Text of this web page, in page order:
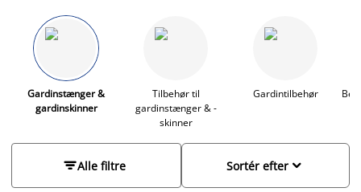
materialer. Med klassiske farver som hvid, sort, aluminium,
stål, træ-look og guld finder du nemt en stang, der matcher
dine færdigsyede gardiner. Vælg også mellem forskelle
udformninger og afslutninger på gardinstangen - der fås
gardinstænger med helt enkle og runde afslutninger, eller
med flotte kunstfærdige mønstre. Husk også at tilkøbe
. Gå på opdagelse her på siden, og find det du
mangler til en rigtig skarp pris.
Gardinstænger &
gardinskinner
Tilbehør til
gardinstænger & -
skinner
Gardintilbehør
Alle filtre 
Sortér efter